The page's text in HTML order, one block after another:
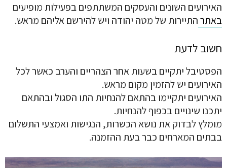
האירועים השונים והעסקים המשתתפים בפעילות מופיעים
באתרהתיירות של מטה יהודה ויש להירשם אליהם מראש.
חשוב לדעת
הפסטיבל יתקיים בשעות אחר הצהריים והערב כאשר לכל
האירועים יש להזמין מקום מראש.
האירועים יתקיימו בהתאם להנחיות התו הסגול ובהתאם
יתכנו שינויים בכפוף להנחיות.
מומלץ לבדוק את נושא הכשרות, הנגישות ואמצעי התשלום
בבתים המארחים כבר בעת ההזמנה.